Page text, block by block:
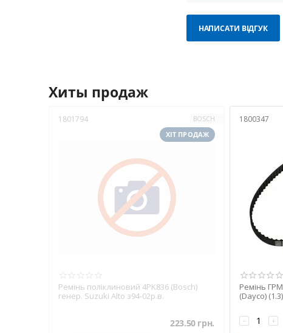
НАПИСАТИ ВІДГУК
Хиты продаж
1801794
BOSCH
ХІТ ПРОДАЖ
Ремінь поліклиновий 4PK836 (Bosch)
генер. Suzuki Alto з94-02р.в.
223.50 грн.
1800347
Ремінь
(Dayco) (1.3)
+
−